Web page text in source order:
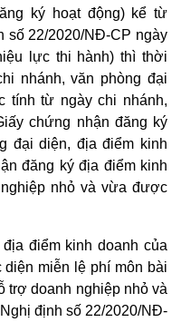
ký hoạt động) kể từ
số 22/2020/NĐ-CP ngày
lực thi hành) thì thời
nhánh, văn phòng đại
tính từ ngày chi nhánh,
chứng nhận đăng ký
đại diện, địa điểm kinh
đăng ký địa điểm kinh
nhỏ và vừa được
điểm kinh doanh của
miễn lệ phí môn bài
trợ doanh nghiệp nhỏ và
định số 22/2020/NĐ-